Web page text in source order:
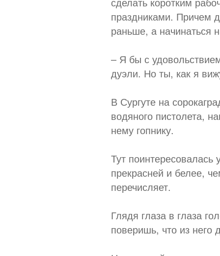
праздниками. Причем
раньше, а начинаться
– Я бы с
дуэли. Но ты, как я
В Сургуте на
водяного пистолета,
нему гопнику.
Тут поинтересовалась
прекрасней и белее,
перечисляет.
Глядя глаза в глаза
поверишь, что из